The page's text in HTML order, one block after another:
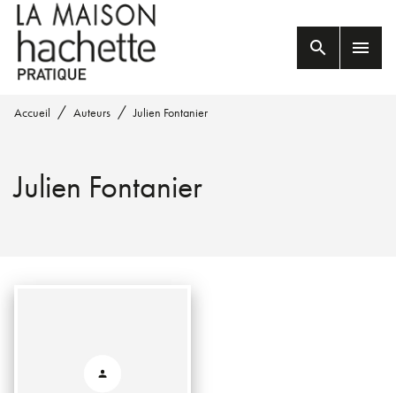
MENU RECHERCHE
PIED DE PAGE
search menu
Accueil / Auteurs / Julien Fontanier
Julien Fontanier